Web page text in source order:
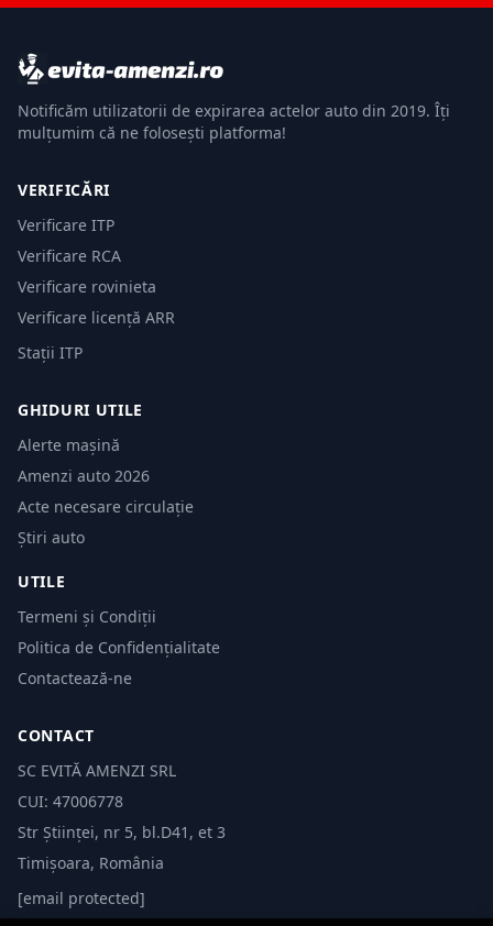
Notificăm utilizatorii de expirarea actelor auto din 2019. Îți
mulțumim că ne folosești platforma!
VERIFICĂRI
Verificare ITP
Verificare RCA
Verificare rovinieta
Verificare licență ARR
Stații ITP
GHIDURI UTILE
Alerte mașină
Amenzi auto 2026
Acte necesare circulație
Știri auto
UTILE
Termeni și Condiții
Politica de Confidențialitate
Contactează-ne
CONTACT
SC EVITĂ AMENZI SRL
CUI: 47006778
Str Științei, nr 5, bl.D41, et 3
Timișoara, România
[email protected]